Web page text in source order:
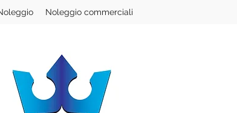
Noleggio commerciali